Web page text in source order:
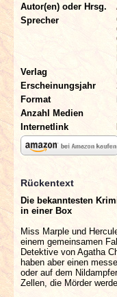
LINKS
Autor(en) oder Hrsg.
Sprecher
Verlag
Erscheinungsjahr
Format
Anzahl Medien
Internetlink
Rückentext
Die bekanntesten
in einer Box
Miss Marple und
einem gemeinsamen
Detektive von Agatha
haben aber einen
oder auf dem
Zellen, die Mörder